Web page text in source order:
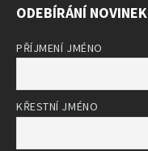
ODEBÍRÁNÍ NOVINEK
PŘÍJMENÍ JMÉNO
KŘESTNÍ JMÉNO